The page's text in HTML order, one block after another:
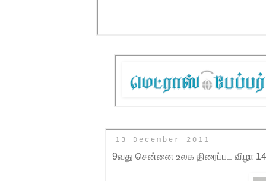
13 December 2011
9வது சென்னை உலக திரைப்பட விழா 14